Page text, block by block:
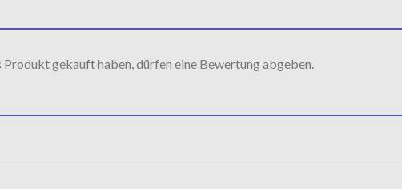
Produkt gekauft haben, dürfen eine Bewertung abgeben.